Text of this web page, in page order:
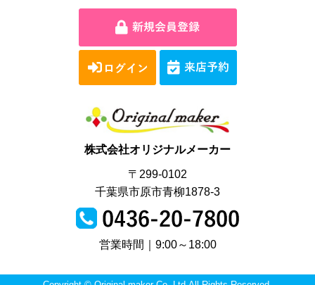
株式会社オリジナルメーカー
〒299-0102
千葉県市原市青柳1878-3
営業時間｜9:00～18:00